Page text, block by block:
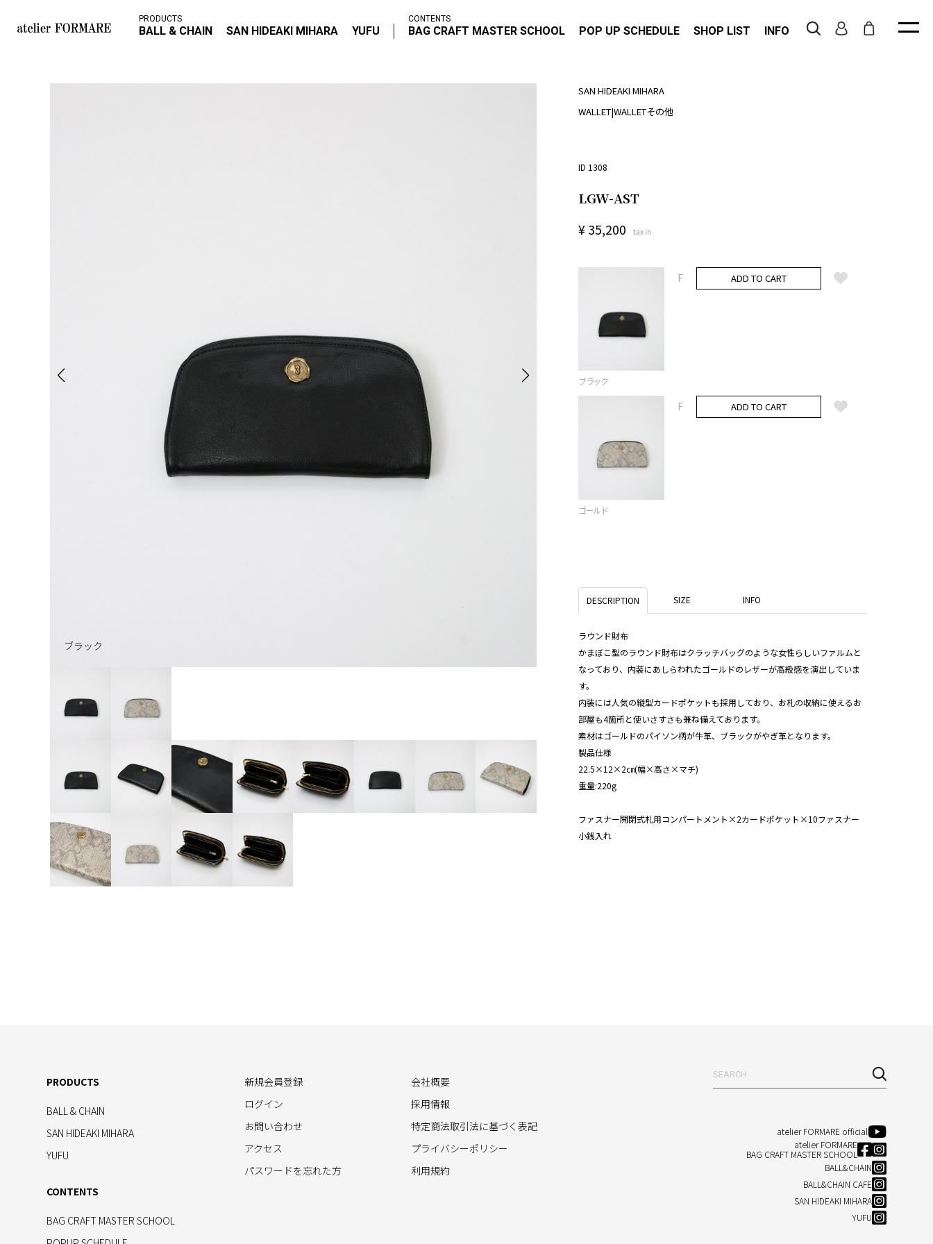
PRODUCTS
BALL & CHAIN SAN HIDEAKI MIHARA YUFU
CONTENTS
BAG CRAFT MASTER SCHOOL POP UP SCHEDULE SHOP LIST INFO
SAN HIDEAKI MIHARA
WALLET|WALLETその他
ID 1308
LGW-AST
¥35,200 tax in
ブラック
F ADD TO CART
ゴールド
F ADD TO CART
DESCRIPTION SIZE INFO
ラウンド財布
かまぼこ型のラウンド財布はクラッチバッグのような女性らしいファルムと
なっており、内装にあしらわれたゴールドのレザーが高級感を演出していま
す。
内装には人気の縦型カードポケットも採用しており、お札の収納に使えるお
部屋も4箇所と使いさすさも兼ね備えております。
素材はゴールドのパイソン柄が牛革、ブラックがやぎ革となります。
製品仕様
22.5×12×2㎝(幅×高さ×マチ)
重量:220g
ファスナー開閉式札用コンパートメント×2カードポケット×10ファスナー
小銭入れ
ブラック ゴールド
atelier FORMARE official
atelier FORMARE
BAG CRAFT MASTER SCHOOL
BALL&CHAIN
BALL&CHAIN CAFE
SAN HIDEAKI MIHARA
YUFU
PRODUCTS
BALL & CHAIN
SAN HIDEAKI MIHARA
YUFU
CONTENTS
BAG CRAFT MASTER SCHOOL
新規会員登録
ログイン
お問い合わせ
アクセス
パスワードを忘れた方
会社概要
採用情報
特定商法取引法に基づく表記
プライバシーポリシー
利用規約